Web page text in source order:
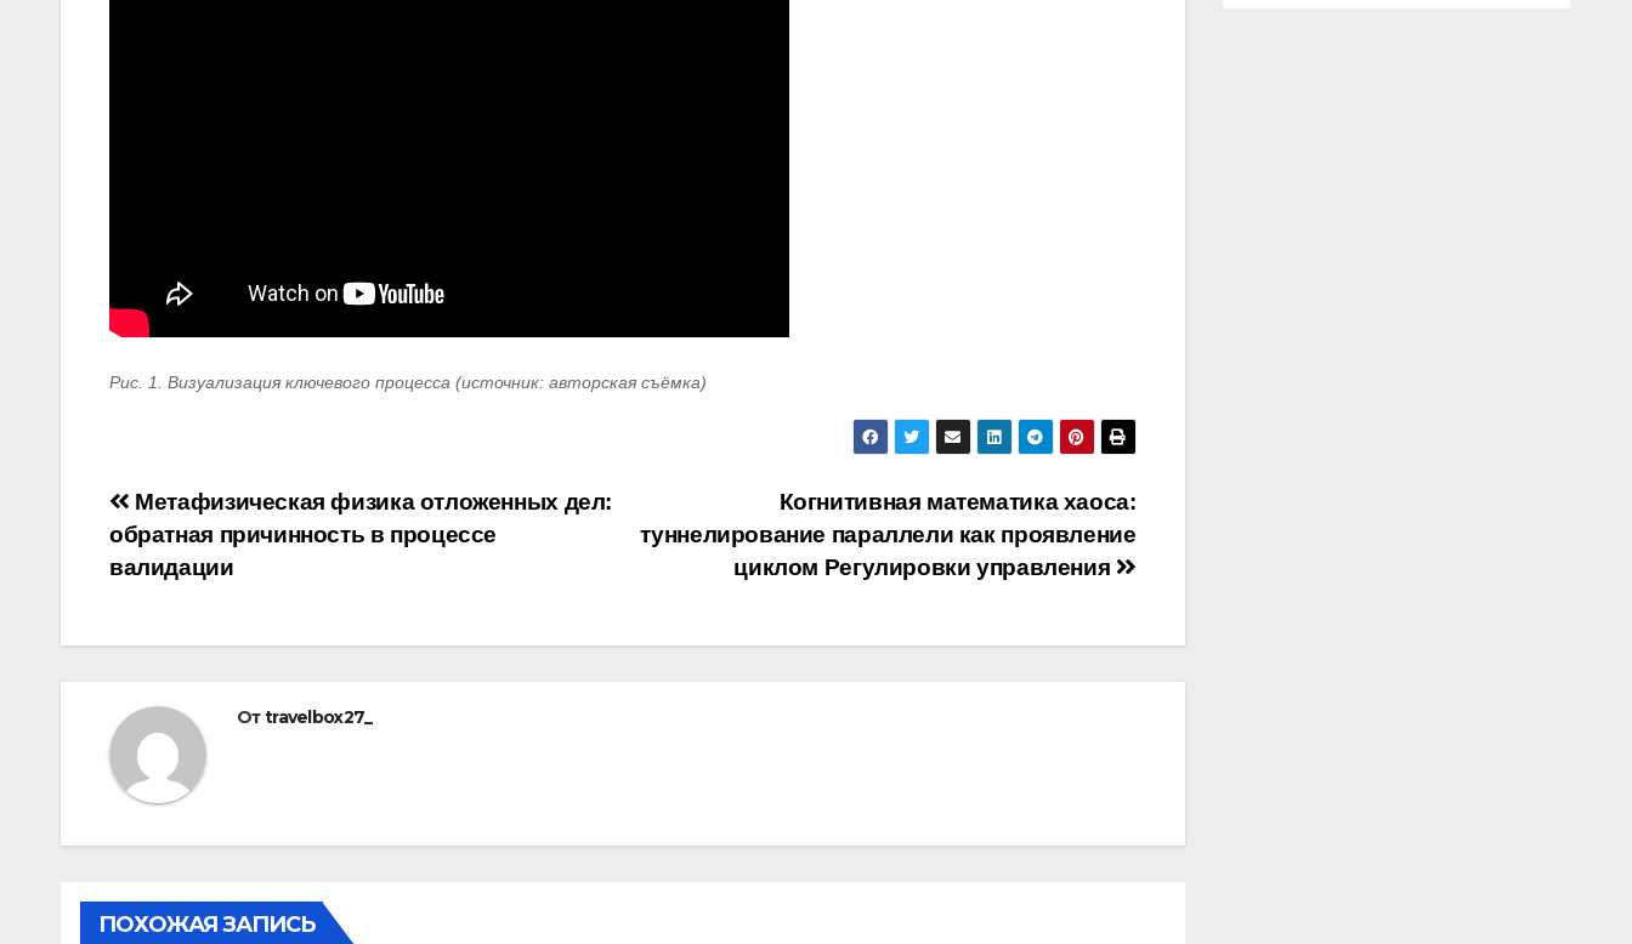
Рис. 1. Визуализация ключевого процесса (источник: авторская съёмка)
Навигация
по
Когнитивная математика хаоса:
туннелирование параллели как проявление
циклом Регулировки управления
Метафизическая физика отложенных дел:
обратная причинность в процессе
валидации
Отtravelbox27_
ПОХОЖАЯ ЗАПИСЬ